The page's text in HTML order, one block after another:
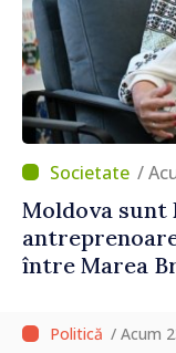
/
Moldova sunt
între Marea
/ Acum